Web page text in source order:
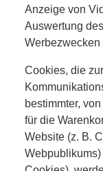
Anzeige von
Auswertung
Cookies, die
bestimmter,
für die
Website (z. B.